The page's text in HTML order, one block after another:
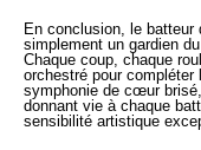
En conclusion, le batteur
simplement un gardien
Chaque coup, chaque
orchestré pour compléter
symphonie de cœur
donnant vie à chaque
sensibilité artistique